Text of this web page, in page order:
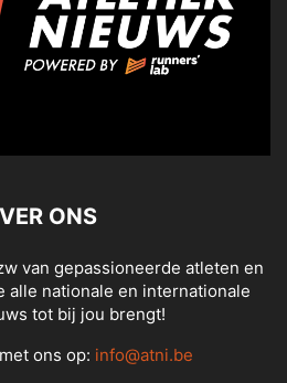
ONS
van gepassioneerde atleten en
nationale en internationale
tot bij jou brengt!
ons op: info@atni.be